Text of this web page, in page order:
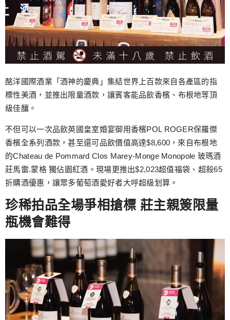
酩洋國際酒業「酒神的慶典」集結世界上百款來自各產區的指
標性美酒，並推出限量酒款，讓賓客能品飲香檳、布根地等頂
級佳釀。
不但可以一次品飲英國皇室婚宴御用香檳POL ROGER保羅傑
香檳全系列酒款，甚至還可品飲價值高達$8,600，來自布根地
的Chateau de Pommard Clos Marey-Monge Monopole 玻瑪酒
莊馬雷.蒙格 獨佔園紅酒。現場更推出$2,023超值福袋、超殺65
折購酒優惠，讓眾多葡萄酒愛好者大呼超級划算。
珍稀拍品全場爭相搶標 莊主親簽限量
瓶機會難得